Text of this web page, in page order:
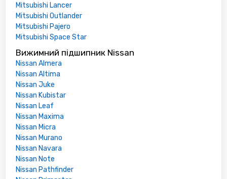
Mitsubishi Lancer
Mitsubishi Outlander
Mitsubishi Pajero
Mitsubishi Space Star
Вижимний підшипник Nissan
Nissan Almera
Nissan Altima
Nissan Juke
Nissan Kubistar
Nissan Leaf
Nissan Maxima
Nissan Micra
Nissan Murano
Nissan Navara
Nissan Note
Nissan Pathfinder